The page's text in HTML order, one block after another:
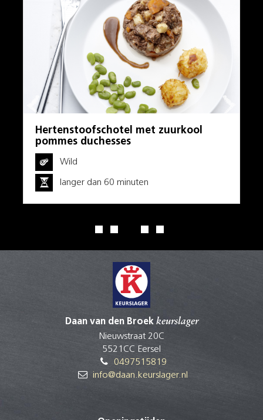
Hertenstoofschotel met zuurkool
pommes duchesses
Wild
langer dan 60 minuten
Daan van den Broekkeurslager
Nieuwstraat 20C
5521CC Eersel
0497515819
info@daan.keurslager.nl